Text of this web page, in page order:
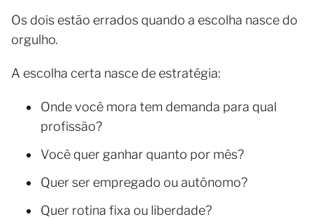
Os dois estão errados quando a escolha nasce do
orgulho.
A escolha certa nasce de estratégia:
Onde você mora tem demanda para qual
profissão?
Você quer ganhar quanto por mês?
Quer ser empregado ou autônomo?
Quer rotina fixa ou liberdade?